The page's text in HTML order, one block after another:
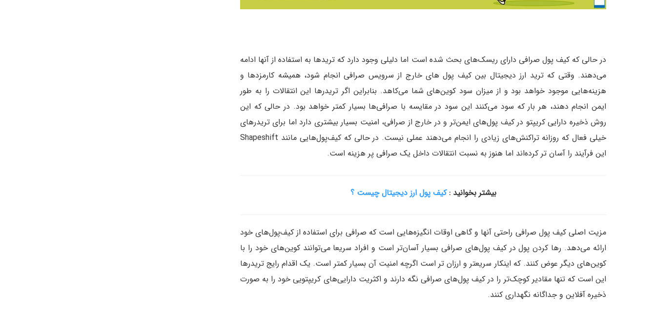
در حالی که کیف پول صرافی دارای ریسک‌های بحث شده است اما دلیلی وجود دارد که ترید‌ها به استفاده از آنها ادامه
می‌دهند. وقتی که ترید ارز دیجیتال بین کیف پول های خارج از سرویس صرافی انجام شود، همیشه کارمزد‌ها و
هزینه‌هایی موجود خواهد بود و از میزان سود کوین‌های شما می‌کاهد. بنابراین اگر تریدر‌ها این انتقالات را به طور
ایمن انجام دهند، هر بار که سود می‌کنند این سود در مقایسه با صرافی‌ها بسیار کمتر خواهد بود. در حالی که این
روش ذخیره دارایی کریپتو در کیف پول‌های ایمن‌تر و در خارج از صرافی، امنیت بسیار بیشتری دارد اما برای تریدر‌های
خیلی فعال که روزانه تراکنش‌های زیادی را انجام می‌دهند عملی نیست. در حالی که کیف‌پول‌هایی مانند Shapeshift
این فرآیند را آسان تر کرده‌اند اما هنوز به نسبت انتقالات داخل یک صرافی پر هزینه است.
بیشتر بخوانید :کیف پول ارز دیجیتال چیست ؟
مزیت اصلی کیف پول صرافی راحتی آنها و گاهی اوقات انگیزه‌هایی است که صرافی برای استفاده از کیف‌پول‌های خود
ارائه می‌دهد. رها کردن پول در کیف پول‌های صرافی بسیار آسان‌تر است و افراد سریعا می‌توانند کوین‌های خود را با
کوین‌های دیگر عوض کنند. که اینکار سریعتر و ارزان تر است اگرچه امنیت آن بسیار کمتر است. یک اقدام رایج تریدر‌ها
این است که تنها مقادیر کوچک‌تر را در کیف پول‌های صرافی نگه دارند و اکثریت دارایی‌های کریپتویی خود را به صورت
ذخیره آفلاین و جداگانه نگهداری کنند.